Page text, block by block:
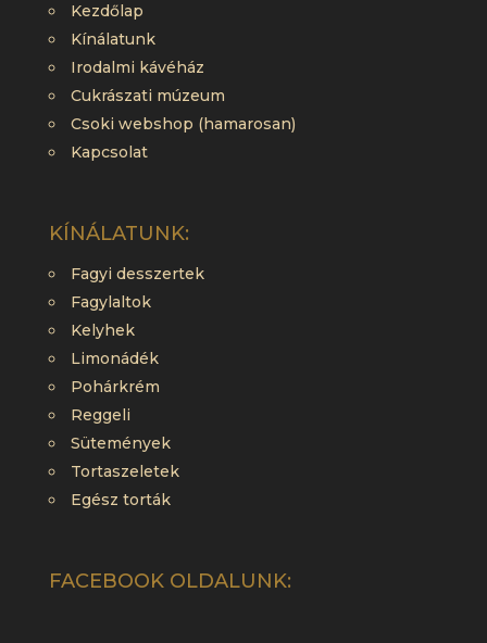
Kezdőlap
Kínálatunk
Irodalmi kávéház
Cukrászati múzeum
Csoki webshop (hamarosan)
Kapcsolat
KÍNÁLATUNK:
Fagyi desszertek
Fagylaltok
Kelyhek
Limonádék
Pohárkrém
Reggeli
Sütemények
Tortaszeletek
Egész torták
FACEBOOK OLDALUNK: